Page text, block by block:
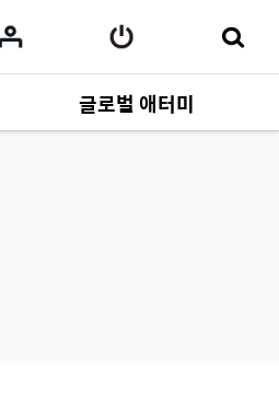
글로벌 애터미